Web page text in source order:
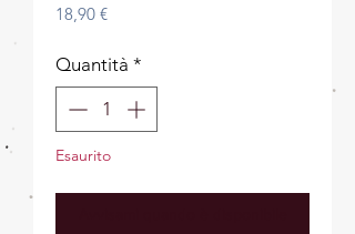
18,90 €Prezzo
Quantità *
Esaurito